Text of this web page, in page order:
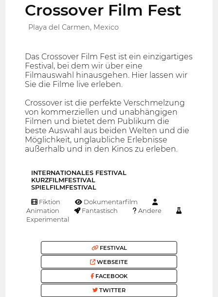
Crossover Film Fest
Playa del Carmen, Mexico
Das Crossover Film Fest ist ein einzigartiges
Festival, bei dem wir über eine
Filmauswahl hinausgehen. Hier lassen wir
Sie die Filme live erleben.
Crossover ist die perfekte Verschmelzung
von kommerziellen und unabhängigen
Filmen und bietet dem Publikum die
beste Auswahl aus beiden Welten und die
Möglichkeit, unglaubliche Erlebnisse
außerhalb und in den Kinos zu erleben.
INTERNATIONALES FESTIVAL
KURZFILMFESTIVAL
SPIELFILMFESTIVAL
Fiktion
Dokumentarfilm
Animation
Fantastisch
Andere
Experimental
FESTIVAL
WEBSEITE
FACEBOOK
TWITTER